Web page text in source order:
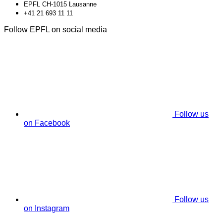
EPFL CH-1015 Lausanne
+41 21 693 11 11
Follow EPFL on social media
Follow us
on Facebook
Follow us
on Instagram